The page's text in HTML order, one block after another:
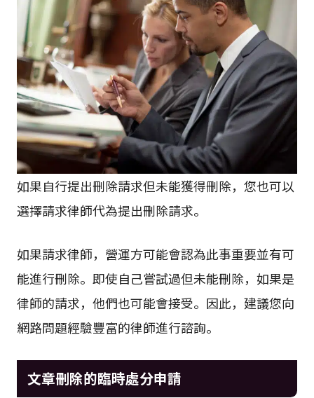
如果自行提出刪除請求但未能獲得刪除，您也可以
選擇請求律師代為提出刪除請求。
如果請求律師，營運方可能會認為此事重要並有可
能進行刪除。即使自己嘗試過但未能刪除，如果是
律師的請求，他們也可能會接受。因此，建議您向
網路問題經驗豐富的律師進行諮詢。
文章刪除的臨時處分申請